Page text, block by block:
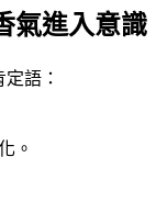
氣進入意識
語：
。